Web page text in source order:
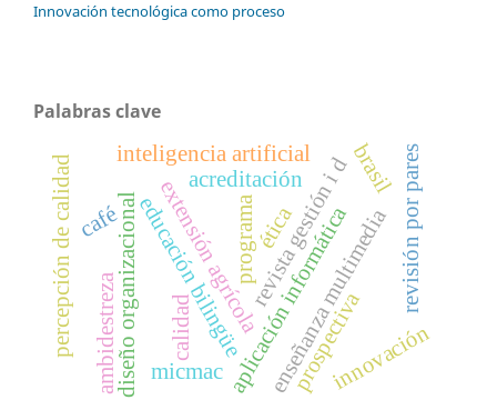
Innovación tecnológica como proceso
Palabras clave
enseñanza multimedia
educación bilingüeaplicación informática
diseño organizacionalextensión agrícola
programa
café
calidad
acreditación
percepción de calidad revista gestión i d revisión por pares
ética
inteligencia artificial
prospectiva
micmac innovación
brasil
ambidestreza